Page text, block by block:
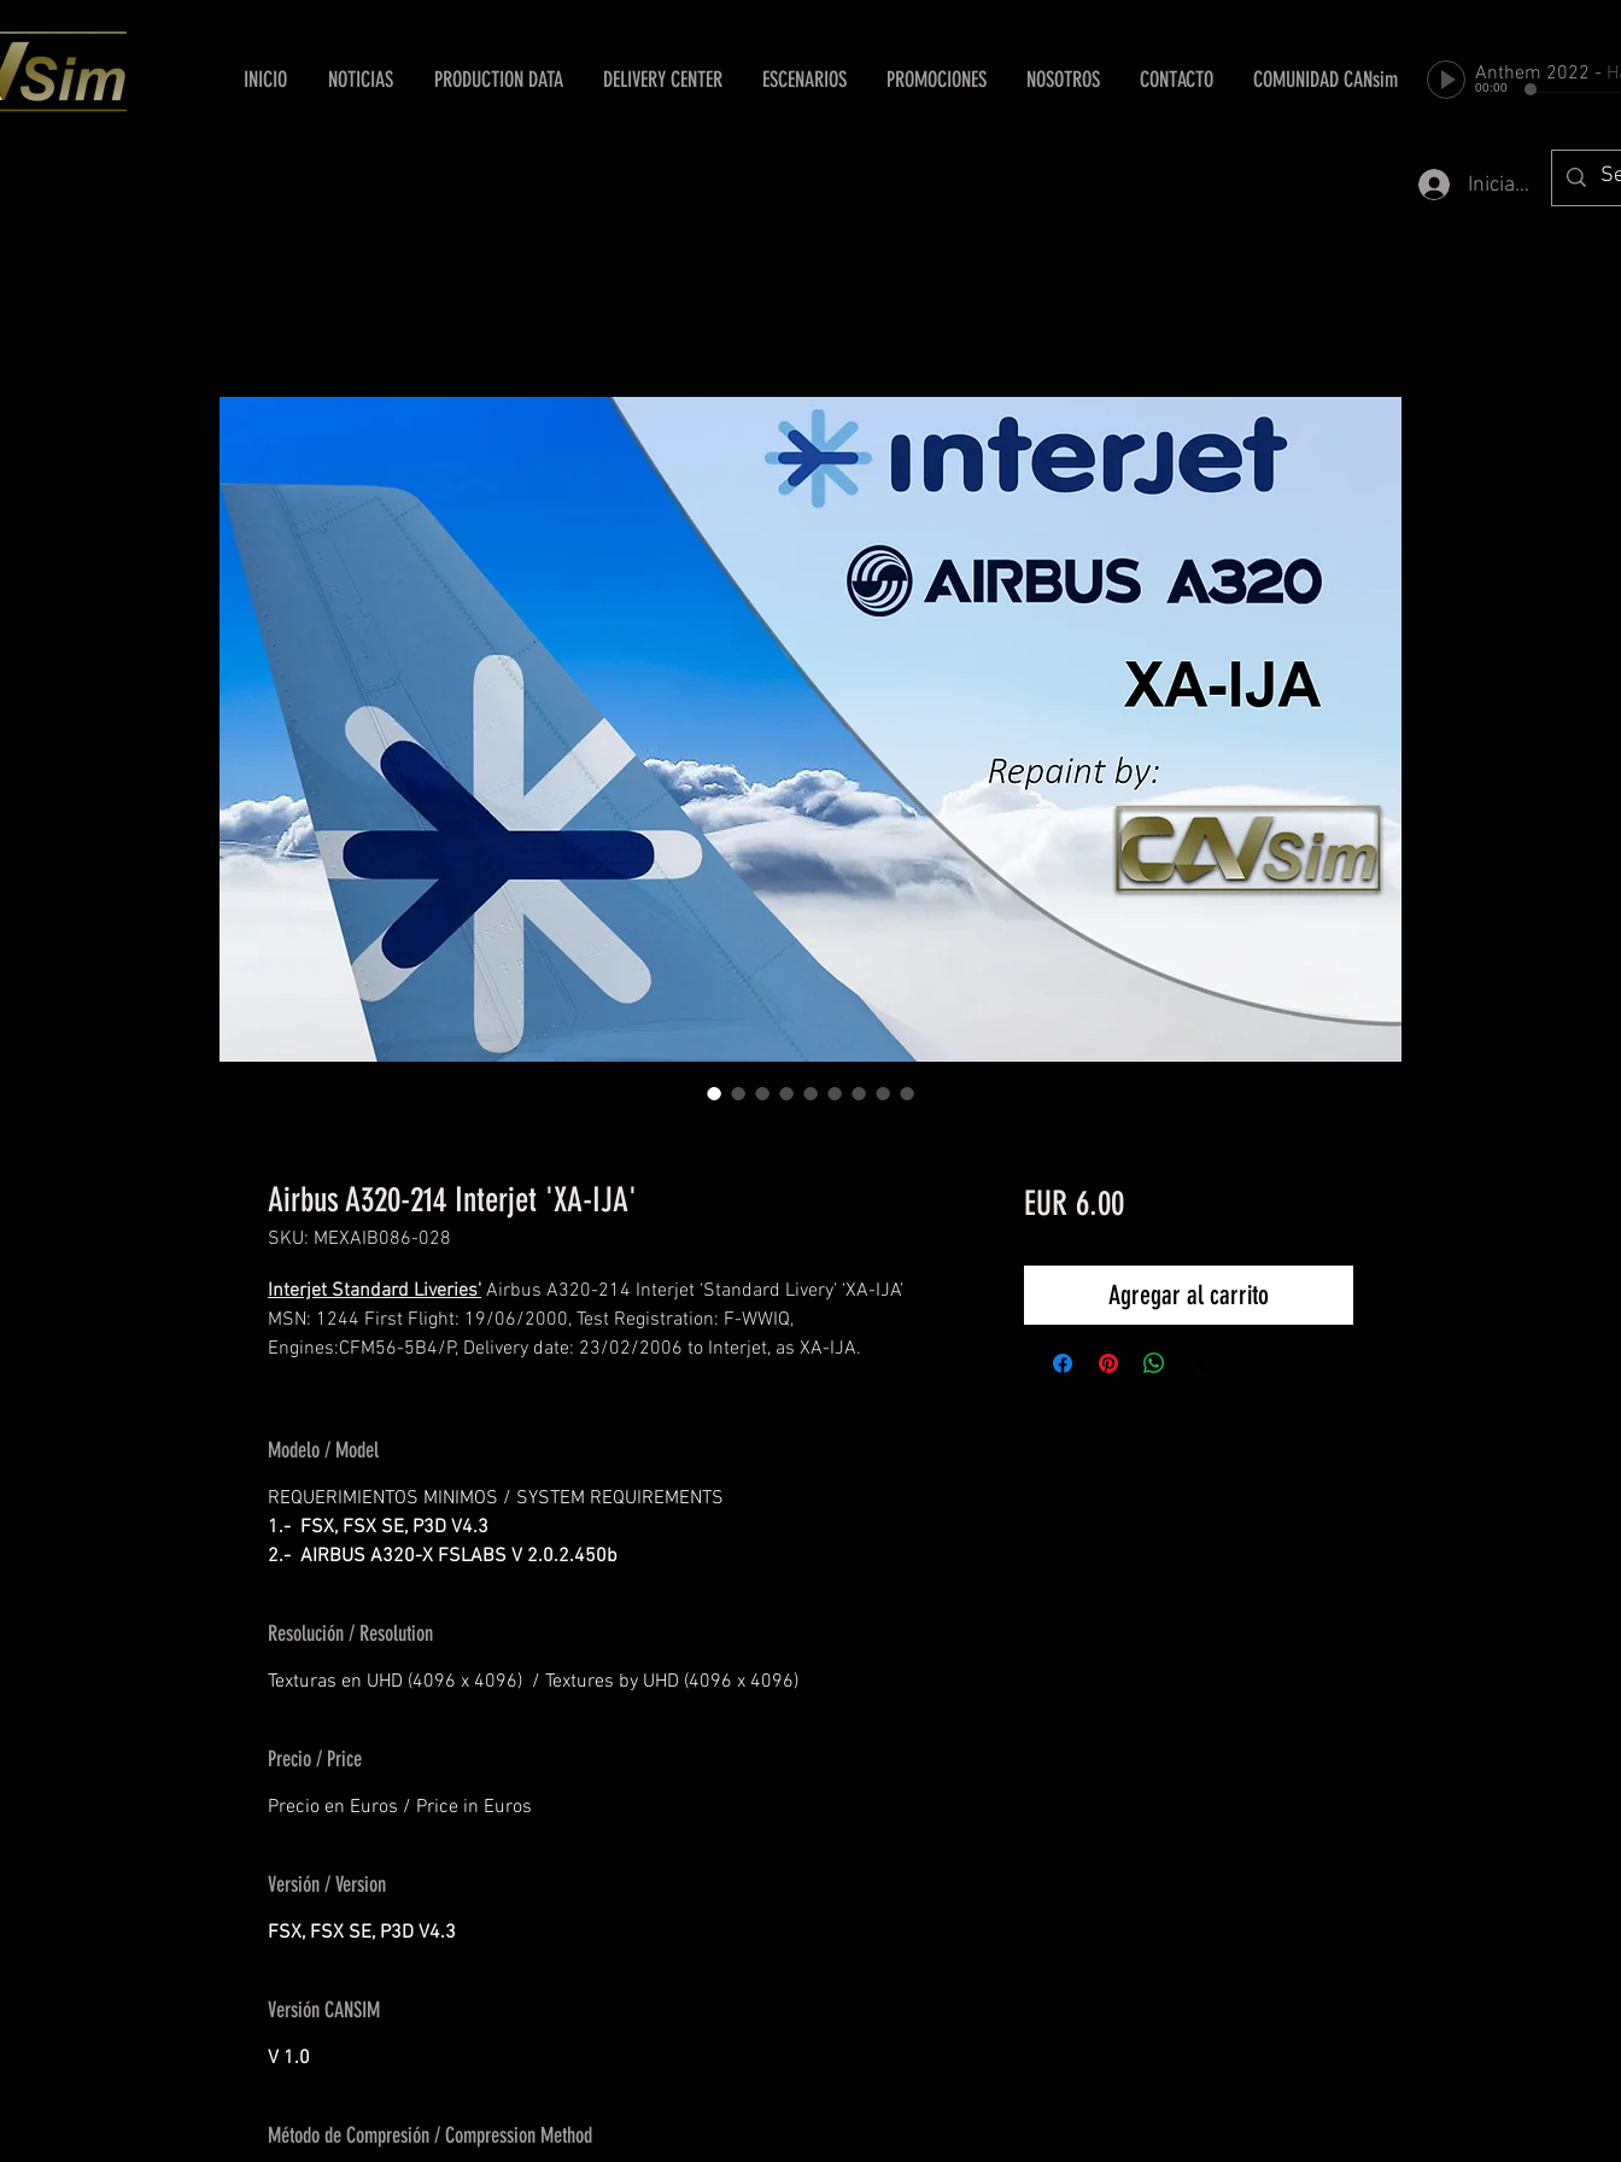
INICIO NOTICIAS PRODUCTION DATA DELIVERY CENTER ESCENARIOS PROMOCIONES NOSOTROS CONTACTO COMUNIDAD CANsim Anthem 2022 -
00:00
Iniciar sesión
Airbus A320-214 Interjet 'XA-IJA'
SKU: MEXAIB086-028
Interjet Standard Liveries' Airbus A320-214 Interjet ‘Standard Livery’ ‘XA-IJA’
MSN: 1244 First Flight: 19/06/2000, Test Registration: F-WWIQ,
Engines:CFM56-5B4/P, Delivery date: 23/02/2006 to Interjet, as XA-IJA.
Modelo / Model
REQUERIMIENTOS MINIMOS / SYSTEM REQUIREMENTS
1.- FSX, FSX SE, P3D V4.3
2.- AIRBUS A320-X FSLABS V 2.0.2.450b
Resolución / Resolution
Texturas en UHD (4096 x 4096) / Textures by UHD (4096 x 4096)
Precio / Price
Precio en Euros / Price in Euros
Versión / Version
FSX, FSX SE, P3D V4.3
Versión CANSIM
V 1.0
Método de Compresión / Compression Method
EUR 6.00Precio
Agregar al carrito